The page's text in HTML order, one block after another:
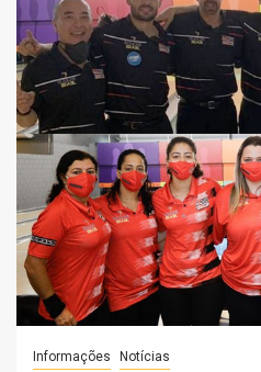
Informações Notícias